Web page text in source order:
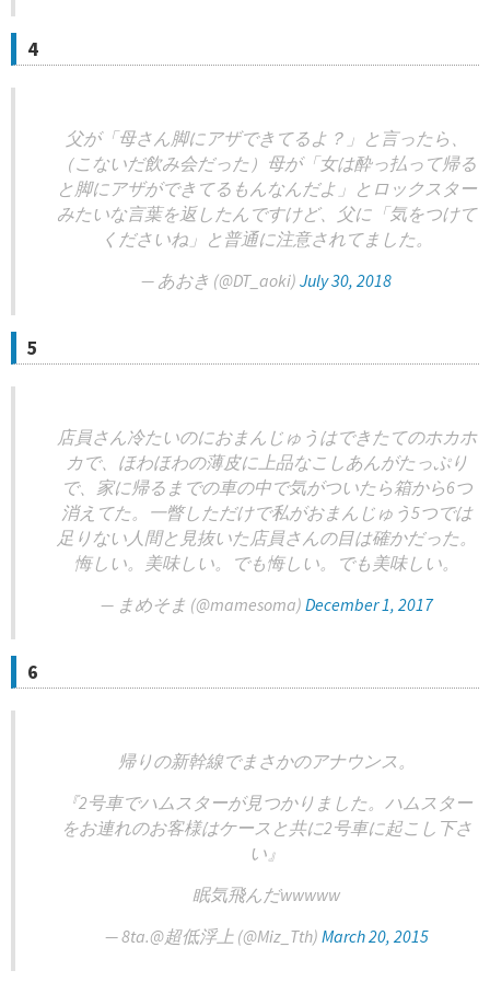
4
父が「母さん脚にアザできてるよ？」と言ったら、
（こないだ飲み会だった）母が「女は酔っ払って帰る
と脚にアザができてるもんなんだよ」とロックスター
みたいな言葉を返したんですけど、父に「気をつけて
くださいね」と普通に注意されてました。
— あおき (@DT_aoki) July 30, 2018
5
店員さん冷たいのにおまんじゅうはできたてのホカホ
カで、ほわほわの薄皮に上品なこしあんがたっぷり
で、家に帰るまでの車の中で気がついたら箱から6つ
消えてた。一瞥しただけで私がおまんじゅう5つでは
足りない人間と見抜いた店員さんの目は確かだった。
悔しい。美味しい。でも悔しい。でも美味しい。
— まめそま (@mamesoma) December 1, 2017
6
帰りの新幹線でまさかのアナウンス。
『2号車でハムスターが見つかりました。ハムスター
をお連れのお客様はケースと共に2号車に起こし下さ
い』
眠気飛んだwwwww
— 8ta.@超低浮上 (@Miz_Tth) March 20, 2015